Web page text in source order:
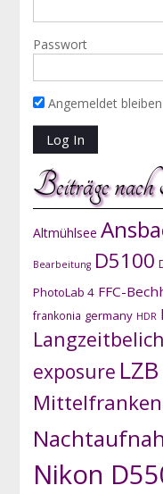
Passwort
Angemeldet bleiben
Beiträge nach
Altmühlsee
Bearbeitung D5100
PhotoLab 4 FFC-
frankonia germany HDR
exposure LZB
Mittelfranken
Nikon